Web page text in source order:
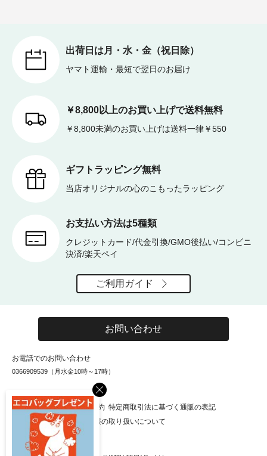
×
出荷日は月・水・金（祝日除）
ヤマト運輸・最短で翌日のお届け
￥8,800以上のお買い上げで送料無料
￥8,800未満のお買い上げは送料一律￥550
ギフトラッピング無料
当店オリジナルの心のこもったラッピング
お支払い方法は5種類
クレジットカード/代金引換/GMO後払い/コンビニ
決済/楽天ペイ
ご利用ガイド
お問い合わせ
お電話でのお問い合わせ
0366909539（月水金10時～17時）
お知らせ 会社概要 利用規約 特定商取引法に基づく通販の表記
個人情報保護方針 個人情報の取り扱いについて